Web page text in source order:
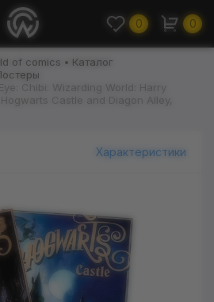
0 0
of comics
Каталог
Chibi: Wizarding World: Harry
Castle and Diagon Alley,
Характеристики